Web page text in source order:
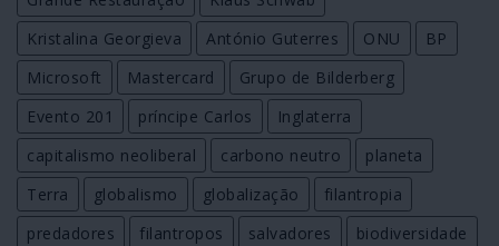
Kristalina Georgieva
António Guterres ONU
BP
Microsoft
Mastercard
Grupo de Bilderberg
Evento 201
príncipe Carlos
Inglaterra
capitalismo neoliberal
carbono neutro
planeta
Terra
globalismo globalização
filantropia
predadores
filantropos salvadores
biodiversidade